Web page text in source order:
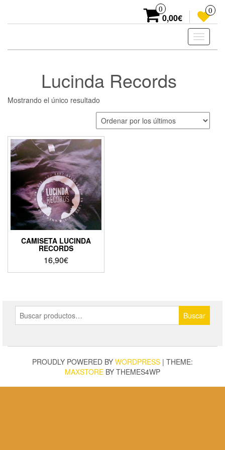
the
0
0,00€
0
Toggle
Lucinda Records
Mostrando el único resultado
CAMISETA LUCINDA
RECORDS
16,90€
Este
múltiples
variantes.
Las
se
elegir
la
Buscar
por:
Buscar
PROUDLY POWERED BY WORDPRESS | THEME:
MAXSTORE BY THEMES4WP